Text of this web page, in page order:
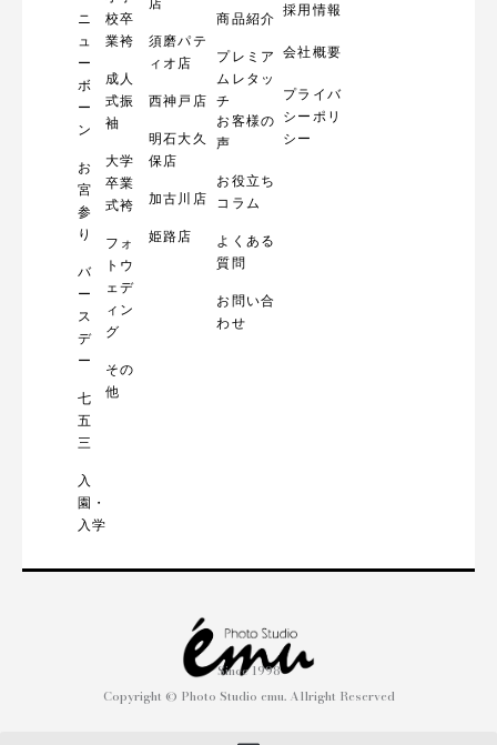
ニ
ュ
ー
ボ
ー
ン
お
宮
参
り
バ
ー
ス
デ
ー
七
五
三
入
園・
入学
校卒
業袴
成人
式振
袖
大学
卒業
式袴
フォ
トウ
ェデ
ィン
グ
その
他
須磨パテ
ィオ店
西神戸店
明石大久
保店
加古川店
姫路店
商品紹介
プレミア
ムレタッ
チ
お客様の
声
お役立ち
コラム
よくある
質問
お問い合
わせ
採用情報
会社概要
プライバ
シーポリ
シー
Since 1998
Copyright © Photo Studio emu. Allright Reserved